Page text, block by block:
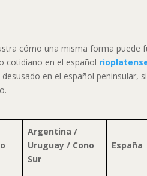
cómo una misma forma puede
cotidiano en el español
en el español peninsular,
Argentina /
Uruguay / Cono
Sur
España